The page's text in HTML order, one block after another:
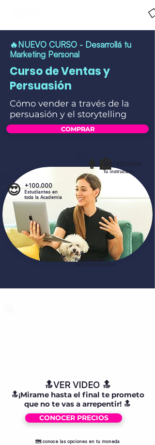
🔥NUEVO CURSO - Desarrollá tu
Marketing Personal
Curso de Ventas y
Persuasión
Cómo vender a través de la
persuasión y el storytelling
COMPRAR
😍 +100.000
Estudiantes en
toda la Academia
👩‍🏫MAI PISTINER
Tu instructora
⭐ 4.8
Puntuación de 5 en
🔝VER VIDEO 🔝​
🔝¡Mirame hasta el final te prometo
que no te vas a arrepentir! 🔝
CONOCER PRECIOS
🗺️ conoce las opciones en tu moneda